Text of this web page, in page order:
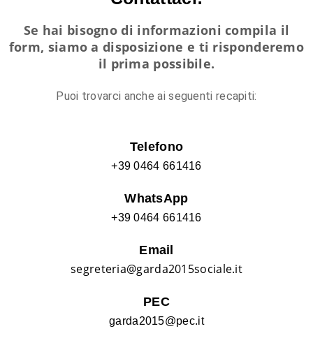
Se hai bisogno di informazioni compila il
form, siamo a disposizione e ti risponderemo
il prima possibile.
Puoi trovarci anche ai seguenti recapiti:
Telefono
+39 0464 661416
WhatsApp
+39 0464 661416
Email
segreteria@garda2015sociale.it
PEC
garda2015@pec.it